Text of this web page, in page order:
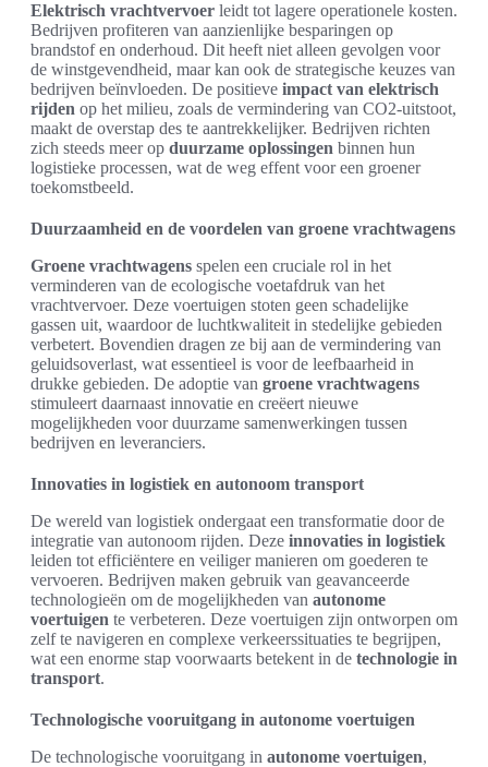
Elektrisch vrachtvervoer leidt tot lagere operationele kosten.
Bedrijven profiteren van aanzienlijke besparingen op
brandstof en onderhoud. Dit heeft niet alleen gevolgen voor
de winstgevendheid, maar kan ook de strategische keuzes van
bedrijven beïnvloeden. De positieve impact van elektrisch
rijden op het milieu, zoals de vermindering van CO2-uitstoot,
maakt de overstap des te aantrekkelijker. Bedrijven richten
zich steeds meer op duurzame oplossingen binnen hun
logistieke processen, wat de weg effent voor een groener
toekomstbeeld.
Duurzaamheid en de voordelen van groene vrachtwagens
Groene vrachtwagens spelen een cruciale rol in het
verminderen van de ecologische voetafdruk van het
vrachtvervoer. Deze voertuigen stoten geen schadelijke
gassen uit, waardoor de luchtkwaliteit in stedelijke gebieden
verbetert. Bovendien dragen ze bij aan de vermindering van
geluidsoverlast, wat essentieel is voor de leefbaarheid in
drukke gebieden. De adoptie van groene vrachtwagens
stimuleert daarnaast innovatie en creëert nieuwe
mogelijkheden voor duurzame samenwerkingen tussen
bedrijven en leveranciers.
Innovaties in logistiek en autonoom transport
De wereld van logistiek ondergaat een transformatie door de
integratie van autonoom rijden. Deze innovaties in logistiek
leiden tot efficiëntere en veiliger manieren om goederen te
vervoeren. Bedrijven maken gebruik van geavanceerde
technologieën om de mogelijkheden van autonome
voertuigen te verbeteren. Deze voertuigen zijn ontworpen om
zelf te navigeren en complexe verkeerssituaties te begrijpen,
wat een enorme stap voorwaarts betekent in de technologie in
transport.
Technologische vooruitgang in autonome voertuigen
De technologische vooruitgang in autonome voertuigen,